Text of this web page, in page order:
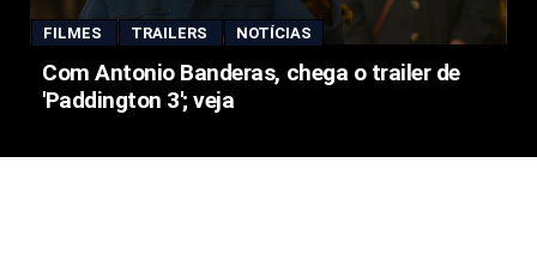
FILMES TRAILERS NOTÍCIAS
Com Antonio Banderas, chega o trailer de
'Paddington 3'; veja